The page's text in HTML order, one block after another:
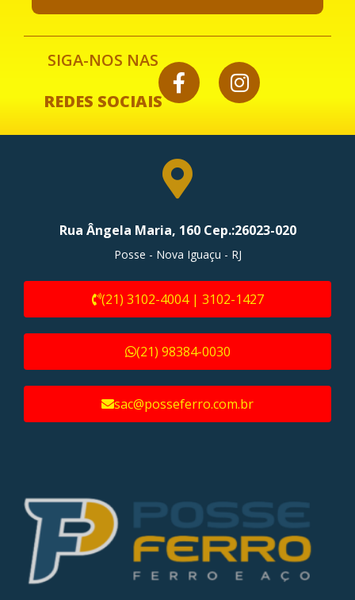
SIGA-NOS NAS
REDES SOCIAIS
Rua Ângela Maria, 160 Cep.:26023-020
Posse - Nova Iguaçu - RJ
(21) 3102-4004 | 3102-1427
(21) 98384-0030
sac@posseferro.com.br